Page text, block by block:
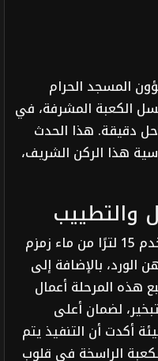
المسجد الحرام
الكعبة المشرفة، في
دقيقة. هذا الحدث
هذا الركن الشريف،
والتطييب
تبدأ العملية بالتحضير، حيث يُستخدم 15 لترًا من ماء زمزم
الورد، بالإضافة إلى
هذه المرحلة أعمال
لضمان أعلى
أكدت أن التنفيذ يتم
الراسخة في قلوب